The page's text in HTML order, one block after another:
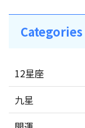
Categories
12星座
九星